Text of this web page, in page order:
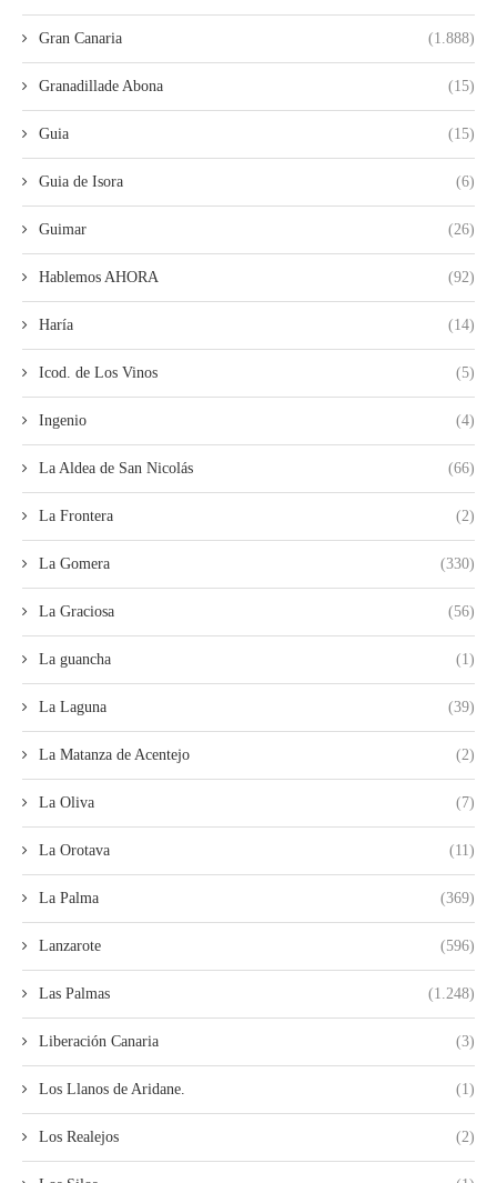
Gran Canaria (1.888)
Granadillade Abona (15)
Guia (15)
Guia de Isora (6)
Guimar (26)
Hablemos AHORA (92)
Haría (14)
Icod. de Los Vinos (5)
Ingenio (4)
La Aldea de San Nicolás (66)
La Frontera (2)
La Gomera (330)
La Graciosa (56)
La guancha (1)
La Laguna (39)
La Matanza de Acentejo (2)
La Oliva (7)
La Orotava (11)
La Palma (369)
Lanzarote (596)
Las Palmas (1.248)
Liberación Canaria (3)
Los Llanos de Aridane. (1)
Los Realejos (2)